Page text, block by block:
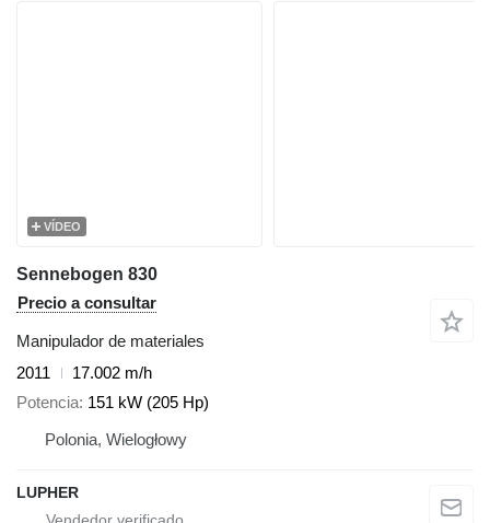
VÍDEO
Sennebogen 830
Precio a consultar
Manipulador de materiales
2011
17.002 m/h
Potencia 151 kW (205 Hp)
Polonia, Wielogłowy
LUPHER